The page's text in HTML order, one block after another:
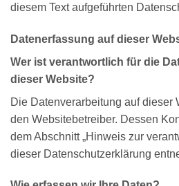
diesem Text aufgeführten
Datenerfassung auf dieser
Wer ist verantwortlich für die
dieser Website?
Die Datenverarbeitung auf dieser
den Websitebetreiber. Dessen
dem Abschnitt „Hinweis zur
dieser Datenschutzerklärung